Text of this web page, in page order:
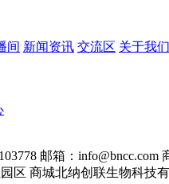
间 新闻资讯 交流区 关于我们
邮箱：info@bncc.com
区 商城北纳创联生物科技